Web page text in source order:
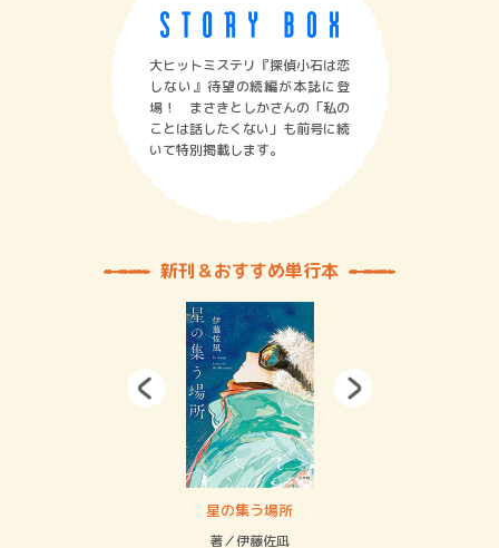
大ヒットミステリ『探偵小石は恋
しない』待望の続編が本誌に登
場！ まさきとしかさんの「私の
ことは話したくない」も前号に続
いて特別掲載します。
新刊＆おすすめ単行本
星の集う場所
著／伊藤佐凪